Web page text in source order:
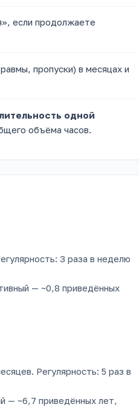
если продолжаете
пропуски) в месяцах и
одной
объёма часов.
3 раза в неделю
— ~0,8 приведённых
Регулярность: 5 раз в
— ~6,7 приведённых лет,